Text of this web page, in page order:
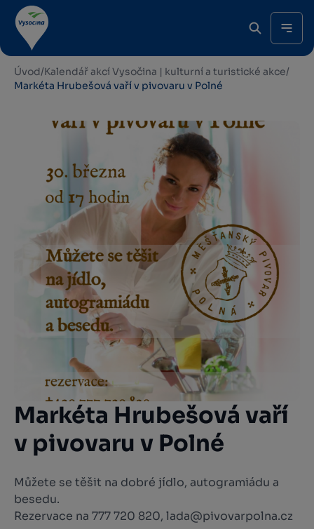
Úvod/Kalendář akcí Vysočina | kulturní a turistické akce/
Markéta Hrubešová vaří v pivovaru v Polné
Markéta Hrubešová vaří
v pivovaru v Polné
Můžete se těšit na dobré jídlo, autogramiádu a
besedu.
Rezervace na 777 720 820, lada@pivovarpolna.cz